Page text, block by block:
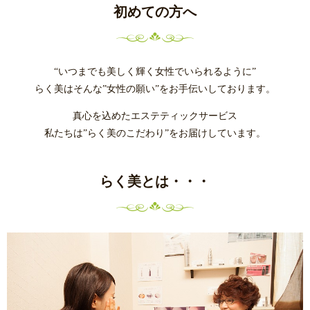
初めての方へ
“いつまでも美しく輝く女性でいられるように”
らく美はそんな”女性の願い”をお手伝いしております。
真心を込めたエステティックサービス
私たちは”らく美のこだわり”をお届けしています。
らく美とは・・・